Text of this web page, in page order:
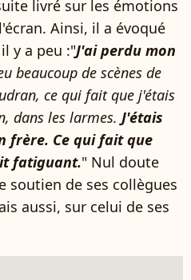
livré sur les émotions
Ainsi, il a évoqué
y a peu :"J'ai perdu mon
beaucoup de scènes de
ce qui fait que j'étais
dans les larmes. J'étais
frère. Ce qui fait que
fatiguant." Nul doute
soutien de ses collègues
aussi, sur celui de ses